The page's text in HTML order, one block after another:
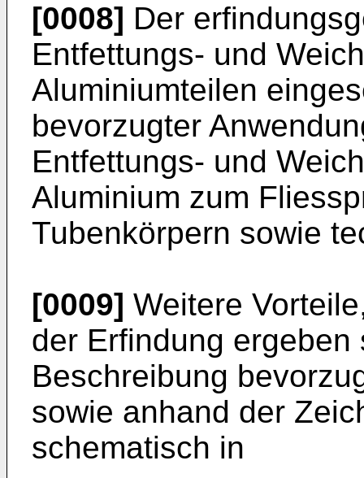
[0008] Der
Entfettungs- und
Aluminiumteilen
bevorzugter
Entfettungs- und
Aluminium zum
Tubenkörpern sowie
[0009] Weitere
der Erfindung
Beschreibung
sowie anhand der
schematisch in